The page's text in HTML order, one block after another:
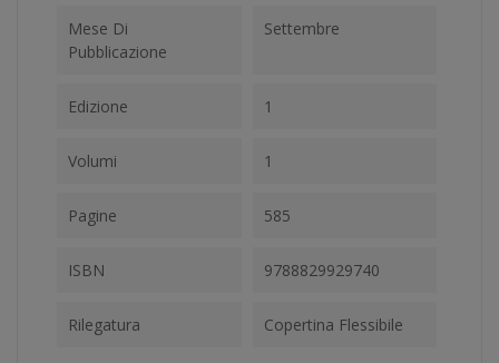
Mese Di
Pubblicazione
Settembre
Edizione 1
Volumi 1
Pagine 585
ISBN 9788829929740
Rilegatura Copertina Flessibile